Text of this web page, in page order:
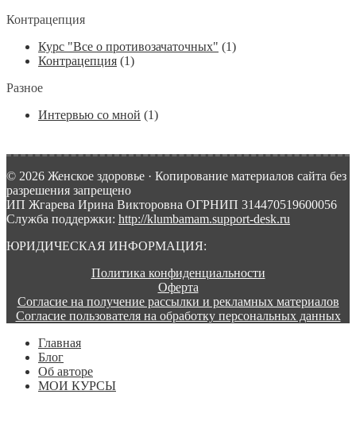
Контрацепция
Курс "Все о противозачаточных" (1)
Контрацепция (1)
Разное
Интервью со мной (1)
© 2026 Женское здоровье · Копирование материалов сайта без
разрешения запрещено
ИП Жгарева Ирина Викторовна ОГРНИП 314470519600056
Служба поддержки: http://klumbamam.support-desk.ru
ЮРИДИЧЕСКАЯ ИНФОРМАЦИЯ:
Политика конфиденциальности
Оферта
Согласие на получение рассылки и рекламных материалов
Согласие пользователя на обработку персональных данных
Главная
Блог
Об авторе
МОИ КУРСЫ